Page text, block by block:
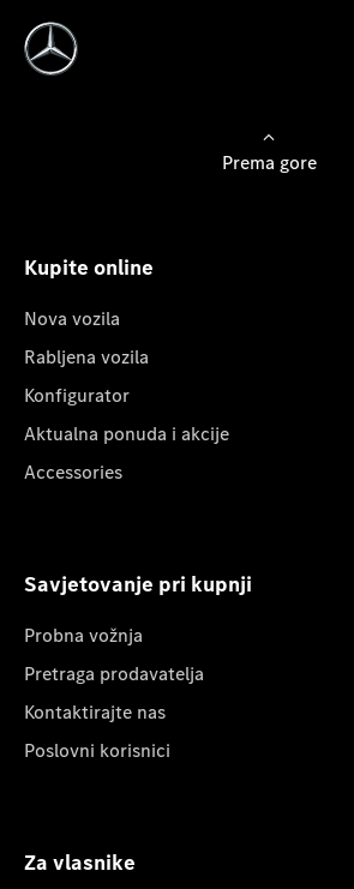
Prema gore
Kupite online
Nova vozila
Rabljena vozila
Konfigurator
Aktualna ponuda i akcije
Accessories
Savjetovanje pri kupnji
Probna vožnja
Pretraga prodavatelja
Kontaktirajte nas
Poslovni korisnici
Za vlasnike